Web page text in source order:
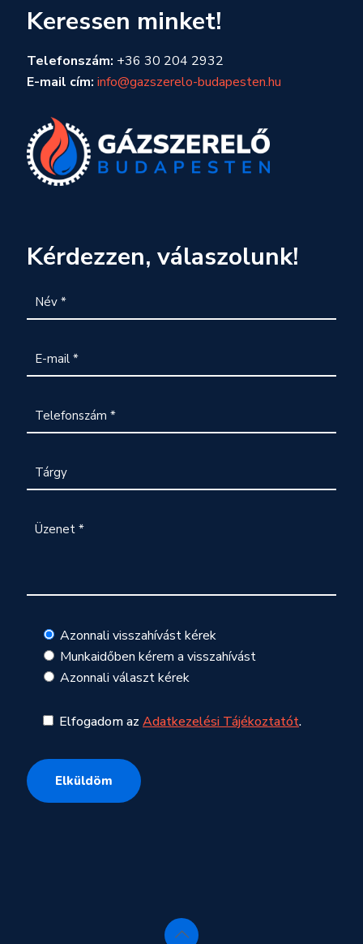
Keressen minket!
Telefonszám: +36 30 204 2932
E-mail cím: info@gazszerelo-budapesten.hu
Kérdezzen, válaszolunk!
Azonnali visszahívást kérek
Munkaidőben kérem a visszahívást
Azonnali választ kérek
Elfogadom az Adatkezelési Tájékoztatót.